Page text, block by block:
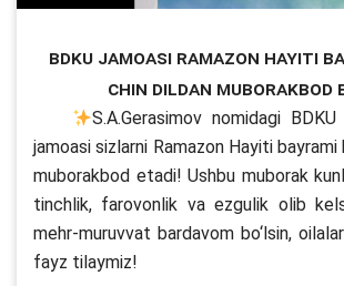
BDKU jamoasi Ramazon Hayiti
chin dildan muborakbod
S.A.Gerasimov nomidagi
jamoasi sizlarni Ramazon Hayiti
muborakbod etadi! Ushbu muborak
tinchlik, farovonlik va ezgulik olib
mehr-muruvvat bardavom bo‘lsin,
fayz tilaymiz!